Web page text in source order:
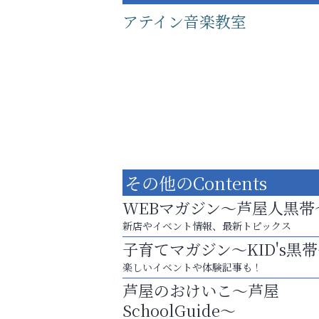
アテイン音楽教室
あなたらしく奏でる、音楽の時間
トレファク出張買取
その他のContents
WEBマガジン～芦屋人黒帯
新店やイベント情報、最新トピックス
子育てマガジン～KID's黒
楽しいイベントや体験記事も！
芦屋のおけいこ～芦屋
SchoolGuide～